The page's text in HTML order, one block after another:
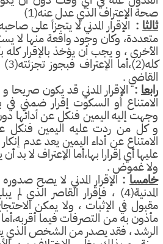
الإعتراف الذي عدل عنه(1)
:الإقرار المدني لا يتجزأ على صاحبه
وكان وجود واقعة منها لا
، و يجب أن يؤخذ بالإقرار كله
كله(2)،أما
.
:الإقرار المدني قد يكون صريحا و قد
أو السكوت إقرار ضمني في
إليه اليمين فنكل عن أدائها دون
من ردت عليه اليمين فنكل
عن أداء اليمين يعد عدم إنكار
أي إقرارا بها،أما الإعتراف لا بد أن
غموض .
:الإقرار المدني لا يصح صدوره
المدنية(4) ، فإقرار القاصر الذي لم
في الإثبات ، ولا يمكن الاحتجاج
به من التصرفات فيما أقربه،أما
، فقد يصدر من الشخص الذي يقل